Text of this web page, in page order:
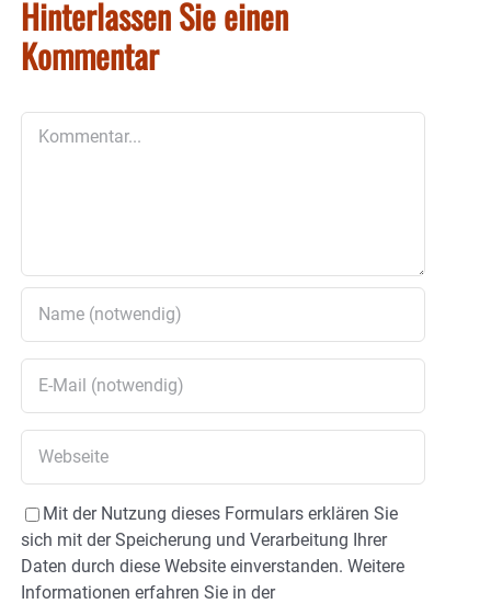
Hinterlassen Sie einen
Kommentar
Mit der Nutzung dieses Formulars erklären Sie
sich mit der Speicherung und Verarbeitung Ihrer
Daten durch diese Website einverstanden. Weitere
Informationen erfahren Sie in der